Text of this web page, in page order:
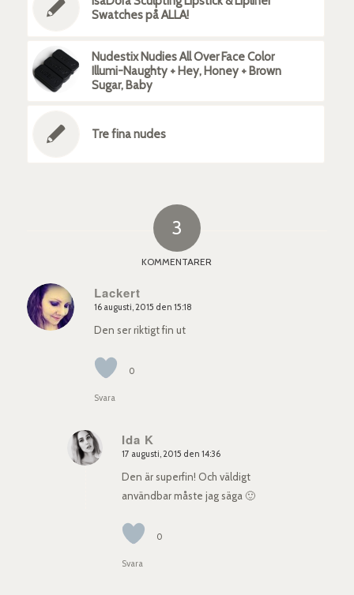
Swatches på ALLA!
Nudestix Nudies All Over Face Color
Illumi-Naughty + Hey, Honey + Brown
Sugar, Baby
Tre fina nudes
3
KOMMENTARER
Lackert
says:
16 augusti, 2015 den 15:18
Den ser riktigt fin ut
0
Svara
Ida K
says:
17 augusti, 2015 den 14:36
Den är superfin! Och väldigt
användbar måste jag säga 🙂
0
Svara